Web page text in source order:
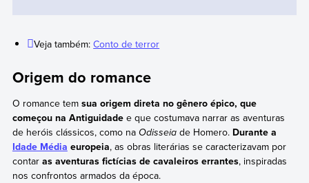
Veja também:Conto de terror
Origem do romance
O romance tem sua origem direta no gênero épico, que
começou na Antiguidadee que costumava narrar as aventuras
de heróis clássicos, como na Odisseiade Homero. Durante a
Idade Média europeia, as obras literárias se caracterizavam por
contar as aventuras fictícias de cavaleiros errantes, inspiradas
nos confrontos armados da época.